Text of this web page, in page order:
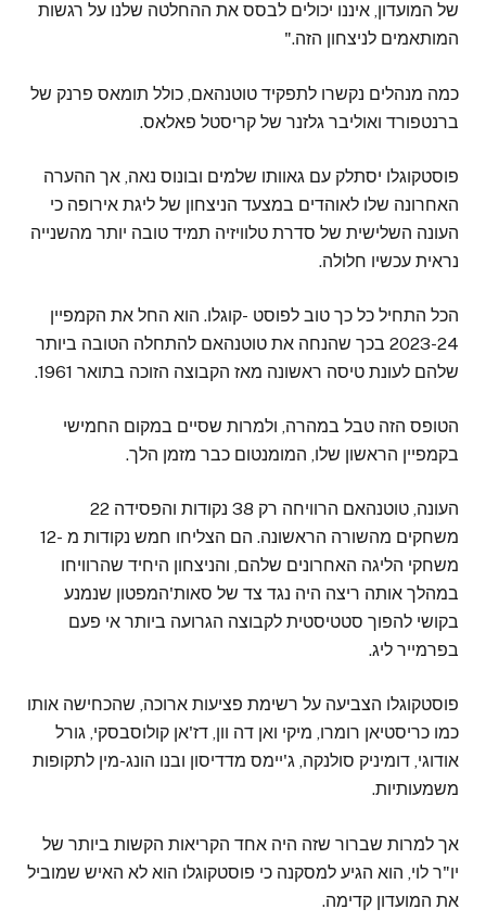
של המועדון, איננו יכולים לבסס את ההחלטה שלנו על רגשות
המותאמים לניצחון הזה."
כמה מנהלים נקשרו לתפקיד טוטנהאם, כולל תומאס פרנק של
ברנטפורד ואוליבר גלזנר של קריסטל פאלאס.
פוסטקוגלו יסתלק עם גאוותו שלמים ובונוס נאה, אך ההערה
האחרונה שלו לאוהדים במצעד הניצחון של ליגת אירופה כי
העונה השלישית של סדרת טלוויזיה תמיד טובה יותר מהשנייה
נראית עכשיו חלולה.
הכל התחיל כל כך טוב לפוסט -קוגלו. הוא החל את הקמפיין
2023-24 בכך שהנחה את טוטנהאם להתחלה הטובה ביותר
שלהם לעונת טיסה ראשונה מאז הקבוצה הזוכה בתואר 1961.
הטופס הזה טבל במהרה, ולמרות שסיים במקום החמישי
בקמפיין הראשון שלו, המומנטום כבר מזמן הלך.
העונה, טוטנהאם הרוויחה רק 38 נקודות והפסידה 22
משחקים מהשורה הראשונה. הם הצליחו חמש נקודות מ -12
משחקי הליגה האחרונים שלהם, והניצחון היחיד שהרוויחו
במהלך אותה ריצה היה נגד צד של סאות'המפטון שנמנע
בקושי להפוך סטטיסטית לקבוצה הגרועה ביותר אי פעם
בפרמייר ליג.
פוסטקוגלו הצביעה על רשימת פציעות ארוכה, שהכחישה אותו
כמו כריסטיאן רומרו, מיקי ואן דה וון, דז'אן קולוסבסקי, גורל
אודוגי, דומיניק סולנקה, ג'יימס מדדיסון ובנו הונג-מין לתקופות
משמעותיות.
אך למרות שברור שזה היה אחד הקריאות הקשות ביותר של
יו"ר לוי, הוא הגיע למסקנה כי פוסטקוגלו הוא לא האיש שמוביל
את המועדון קדימה.